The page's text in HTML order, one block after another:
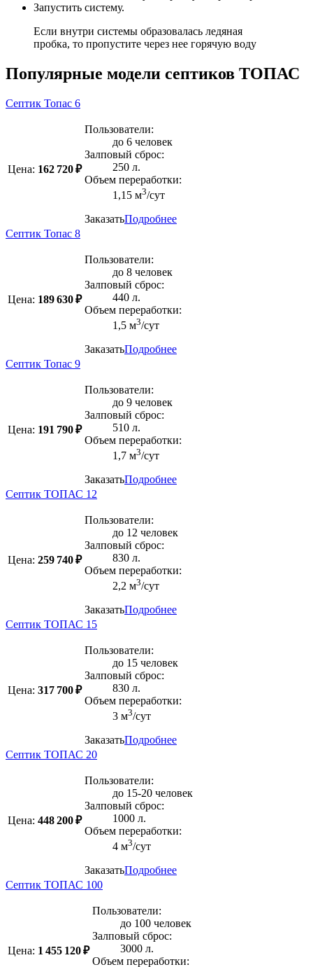
Запустить систему.
Если внутри системы образовалась ледяная
пробка, то пропустите через нее горячую воду
Популярные модели септиков ТОПАС
Септик Топас 6
Цена: 162 720 ₽
Пользователи:
до 6 человек
Залповый сброс:
250 л.
Объем переработки:
1,15 м3/сут
ЗаказатьПодробнее
Септик Топас 8
Цена: 189 630 ₽
Пользователи:
до 8 человек
Залповый сброс:
440 л.
Объем переработки:
1,5 м3/сут
ЗаказатьПодробнее
Септик Топас 9
Цена: 191 790 ₽
Пользователи:
до 9 человек
Залповый сброс:
510 л.
Объем переработки:
1,7 м3/сут
ЗаказатьПодробнее
Септик ТОПАС 12
Цена: 259 740 ₽
Пользователи:
до 12 человек
Залповый сброс:
830 л.
Объем переработки:
2,2 м3/сут
ЗаказатьПодробнее
Септик ТОПАС 15
Цена: 317 700 ₽
Пользователи:
до 15 человек
Залповый сброс:
830 л.
Объем переработки:
3 м3/сут
ЗаказатьПодробнее
Септик ТОПАС 20
Цена: 448 200 ₽
Пользователи:
до 15-20 человек
Залповый сброс:
1000 л.
Объем переработки:
4 м3/сут
ЗаказатьПодробнее
Септик ТОПАС 100
Цена: 1 455 120 ₽
Пользователи:
до 100 человек
Залповый сброс:
3000 л.
Объем переработки: